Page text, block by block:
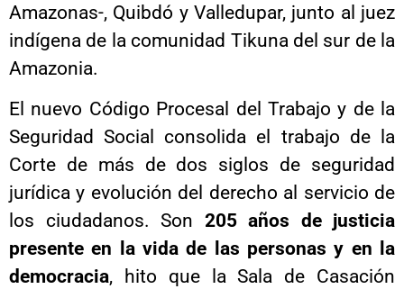
Amazonas-, Quibdó y Valledupar, junto al juez
indígena de la comunidad Tikuna del sur de la
Amazonia.
El nuevo Código Procesal del Trabajo y de la
Seguridad Social consolida el trabajo de la
Corte de más de dos siglos de seguridad
jurídica y evolución del derecho al servicio de
los ciudadanos. Son 205 años de justicia
presente en la vida de las personas y en la
democracia, hito que la Sala de Casación